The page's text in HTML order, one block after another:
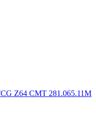
Z64 CMT 281.065.11M